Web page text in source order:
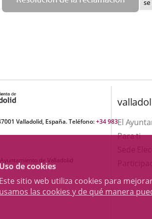
Uso de cookies
Este sitio web utiliza cookies para
usamos las cookies y de qué manera
Valladolid, España. Teléfono:+34 983
de Valladolid
El
Para ti